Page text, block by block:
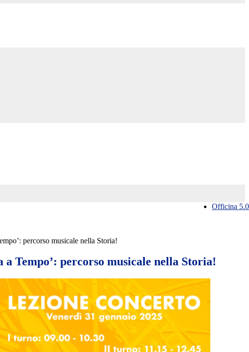
Officina 5.0
percorso musicale nella Storia!
a Tempo’: percorso musicale nella Storia!